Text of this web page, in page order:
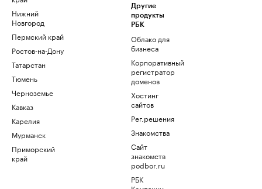
Нижний
Новгород
Пермский край
Ростов-на-Дону
Татарстан
Тюмень
Черноземье
Кавказ
Карелия
Мурманск
Приморский
край
Другие
продукты
РБК
Облако для
бизнеса
Корпоративный
регистратор
доменов
Хостинг
сайтов
Рег.решения
Знакомства
Сайт
знакомств
podbor.ru
РБК